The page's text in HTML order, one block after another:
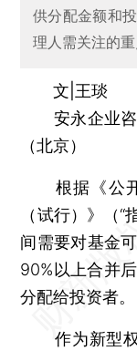
供分配金额和
理人需关注的
文|王琰
安永企业咨
（北京）
根据《公开
（试行）》（
间需要对基金
90%以上合并
分配给投资者。
作为新型权